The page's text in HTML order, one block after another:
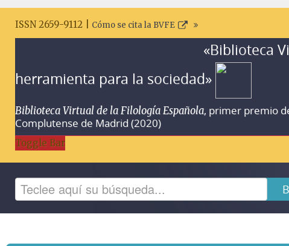
ISSN 2659-9112 | Cómo se cita la BVFE
«Biblioteca
herramienta para la sociedad»
Biblioteca Virtual de la Filología Española, primer premio
Complutense de Madrid (2020)
Toggle Bar